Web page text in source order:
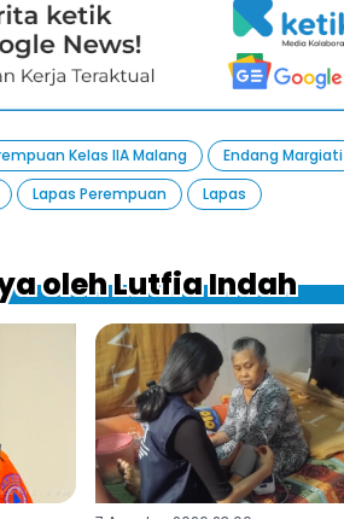
Kelas IIA Malang Endang Margiati
Lapas Perempuan Lapas
oleh Lutfia Indah